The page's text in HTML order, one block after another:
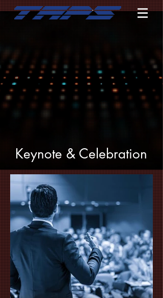
Keynote & Celebration